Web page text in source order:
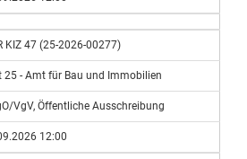
KIZ 47 (25-2026-00277)
25 - Amt für Bau und Immobilien
VgV, Öffentliche Ausschreibung
12:00